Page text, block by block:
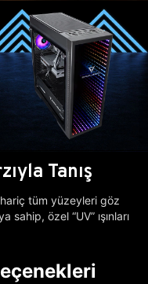
Tanış
tüm yüzeyleri göz
sahip, özel “UV” ışınları